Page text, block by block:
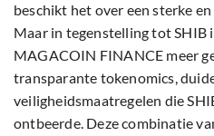
beschikt het over een sterke
Maar in tegenstelling tot SHIB
MAGACOIN FINANCE meer
transparante tokenomics,
veiligheidsmaatregelen die
ontbeerde. Deze combinatie